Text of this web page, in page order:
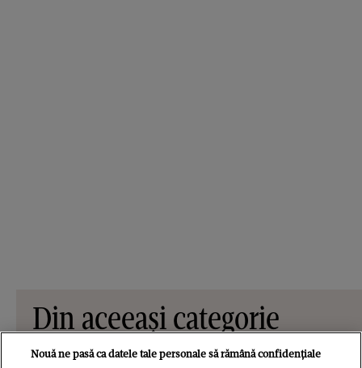
Din aceeași categorie
Nouă ne pasă ca datele tale personale să rămână confidențiale